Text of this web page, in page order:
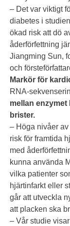
– Det var viktigt
diabetes i
ökad risk att dö
åderförfettning
Jiangming Sun,
och
Markör för
RNA-
mellan enzymet
brister.
– Höga nivåer
risk för framtida
med
kunna använda
vilka patienter
hjärtinfarkt eller
går att utveckla
att placken ska
– Vår studie